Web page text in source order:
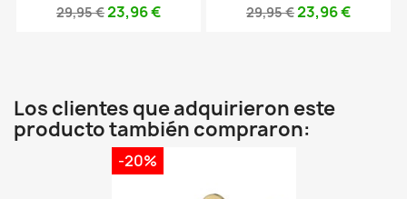
29,95 €23,96 € 29,95 €23,96 €
Los clientes que adquirieron este
producto también compraron:
-20%